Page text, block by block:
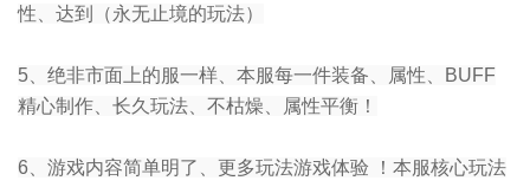
性、达到（永无止境的玩法）
5、绝非市面上的服一样、本服每一件装备、属性、BUFF
精心制作、长久玩法、不枯燥、属性平衡！
6、游戏内容简单明了、更多玩法游戏体验 ！本服核心玩法